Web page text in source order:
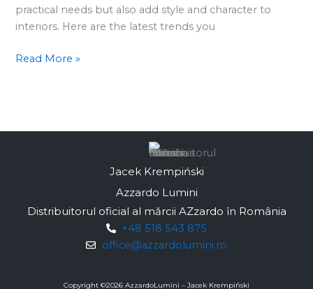
practical needs but also add style and character to
interiors. Here are the latest trends you
Read More »
Jacek Krempiński
Azzardo Lumini
Distribuitorul oficial al mărcii AZzardo în România
+48 518 543 875
office@azzardolumini.ro
Copyright ©2026 AzzardoLumini – Jacek Krempiński